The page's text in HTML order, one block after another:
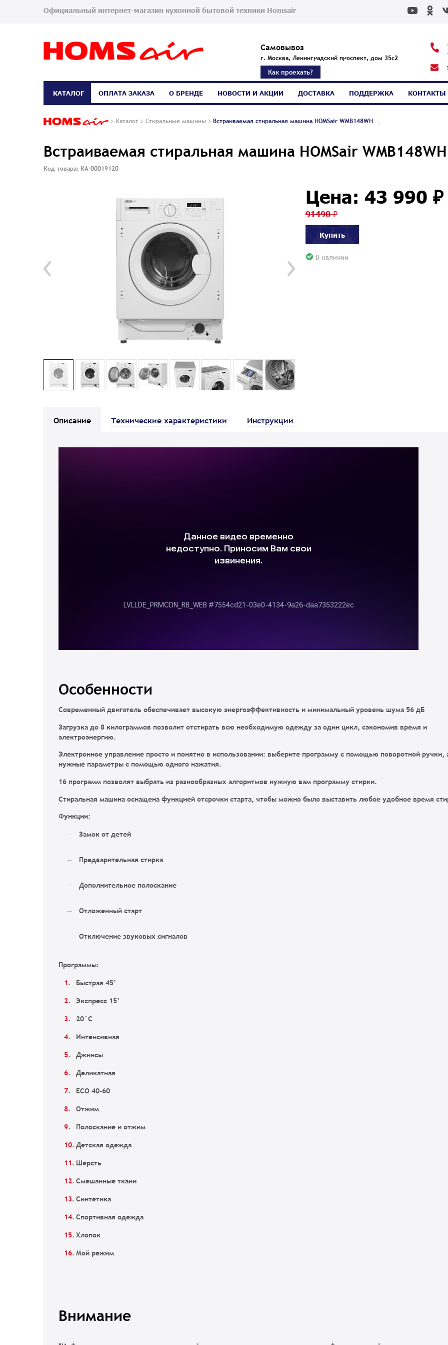
Официальный интернет-магазин кухонной бытовой техники Homsair
Самовывоз
г. Москва, Ленинградский проспект, дом 35с2
Как проехать?
Каталог Стиральные машины Встраиваемая стиральная машина HOMSair WMB148WH
Встраиваемая стиральная машина HOMSair WMB148WH
Код товара: КА-00019120
Цена: 43 990 ₽
91490 ₽
Купить
В наличии
Описание Технические характеристики Инструкции
Особенности
Современный двигатель обеспечивает высокую энергоэффективность и минимальный уровень шума 56 дБ
Загрузка до 8 килограммов позволит отстирать всю необходимую одежду за один цикл, сэкономив время и
электроэнергию.
Электронное управление просто и понятно в использовании: выберите программу с помощью поворотной ручки,
нужные параметры с помощью одного нажатия.
16 программ позволят выбрать из разнообразных алгоритмов нужную вам программу стирки.
Стиральная машина оснащена функцией отсрочки старта, чтобы можно было выставить любое удобное время
Функции:
Замок от детей
Предварительная стирка
Дополнительное полоскание
Отложенный старт
Отключение звуковых сигналов
Программы:
Быстрая 45’
Экспресс 15’
20°C
Интенсивная
Джинсы
Деликатная
ECO 40-60
Отжим
Полоскание и отжим
Детская одежда
Шерсть
Смешанные ткани
Синтетика
Спортивная одежда
Хлопок
Мой режим
Внимание
КАТАЛОГ ОПЛАТА ЗАКАЗА О БРЕНДЕ НОВОСТИ И АКЦИИ ДОСТАВКА ПОДДЕРЖКА КОНТАКТЫ